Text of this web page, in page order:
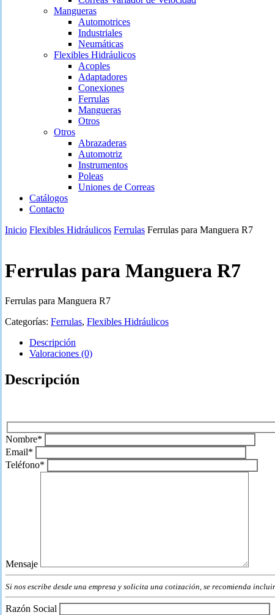
Mangueras
Automotrices
Industriales
Neumáticas
Flexibles Hidráulicos
Acoples
Adaptadores
Conexiones
Ferrulas
Mangueras
Otros
Otros
Abrazaderas
Automotriz
Instrumentos
Poleas
Uniones de Correas
Catálogos
Contacto
Inicio Flexibles Hidráulicos Ferrulas Ferrulas para Manguera R7
Ferrulas para Manguera R7
Ferrulas para Manguera R7
Categorías: Ferrulas, Flexibles Hidráulicos
Descripción
Valoraciones (0)
Descripción
Nombre*
Email*
Teléfono*
Mensaje
Si nos escribe desde una empresa y solicita una cotización, se recomienda
Razón Social